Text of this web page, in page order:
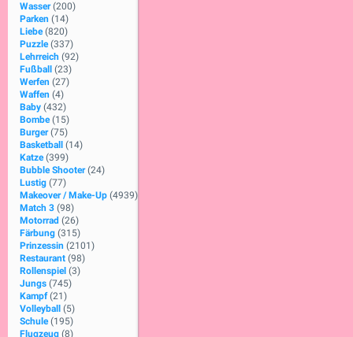
Wasser (200)
Parken (14)
Liebe (820)
Puzzle (337)
Lehrreich (92)
Fußball
(23)
Werfen (27)
Waffen (4)
Baby (432)
Bombe (15)
Burger (75)
Basketball
(14)
Katze (399)
Bubble Shooter (24)
Lustig (77)
Makeover / Make-Up (4939)
Match 3 (98)
Motorrad (26)
Färbung (315)
Prinzessin (2101)
Restaurant (98)
Rollenspiel (3)
Jungs (745)
Kampf (21)
Volleyball
(5)
Schule (195)
Flugzeug (8)